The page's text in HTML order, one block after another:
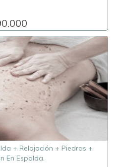
+ Relajación + Piedras +
En Espalda.